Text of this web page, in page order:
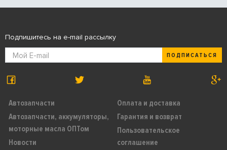
Автозапчасти
Автозапчасти, аккумуляторы,
моторные масла ОПТом
Новости
Оплата и доставка
Гарантия и возврат
Пользовательское
соглашение
Подпишитесь на e-mail рассылку
ПОДПИСАТЬСЯ